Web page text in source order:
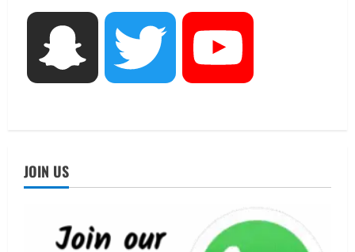
Snapchat Twitter
JOIN US
को मिलेंगे वैश्विक अवसर
August 5, 2026
STATES NEWS
महाराज की राजस्थान के मुख्यमंत्री से
5
नोमुरा रिपोर्ट: जंग के कारण भारत को हर वर्ष
₹14.15 लाख करोड़ का नुकसान, जो देश की
जीडीपी का 4.3% के बराबर
August 3, 2026